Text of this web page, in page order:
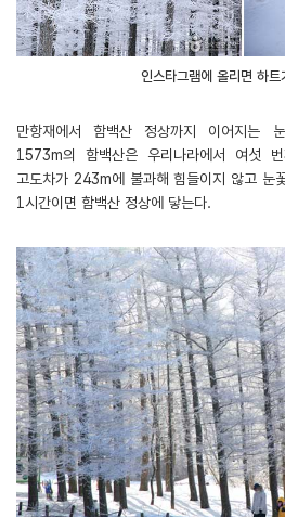
인스타그램에 올리면 하트
만항재에서 함백산 정상까지 이어지는
1573m의 함백산은 우리나라에서 여섯
고도차가 243m에 불과해 힘들이지 않고 눈
1시간이면 함백산 정상에 닿는다.